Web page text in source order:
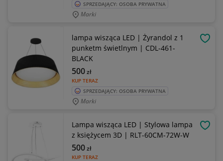
SPRZEDAJĄCY: OSOBA PRYWATNA
Marki
lampa wisząca LED | Żyrandol z 1
punketm świetlnym | CDL-461-
BLACK
KUP TERAZ
500zł
SPRZEDAJĄCY: OSOBA PRYWATNA
Marki
Lampa wisząca LED | Stylowa lampa
z księżycem 3D | RLT-60CM-72W-W
KUP TERAZ
500zł